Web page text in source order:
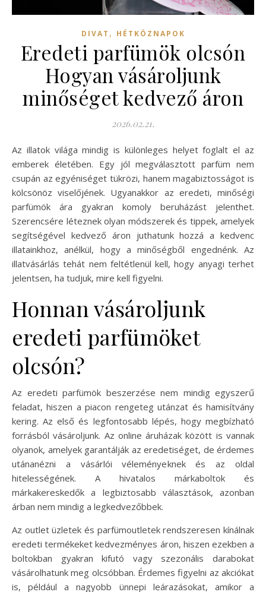
DIVAT , HÉTKÖZNAPOK
Eredeti parfümök olcsón
Hogyan vásároljunk
minőséget kedvező áron
2026.02.21.
Az illatok világa mindig is különleges helyet foglalt el az
emberek életében. Egy jól megválasztott parfüm nem
csupán az egyéniséget tükrözi, hanem magabiztosságot is
kölcsönöz viselőjének. Ugyanakkor az eredeti, minőségi
parfümök ára gyakran komoly beruházást jelenthet.
Szerencsére léteznek olyan módszerek és tippek, amelyek
segítségével kedvező áron juthatunk hozzá a kedvenc
illatainkhoz, anélkül, hogy a minőségből engednénk. Az
illatvásárlás tehát nem feltétlenül kell, hogy anyagi terhet
jelentsen, ha tudjuk, mire kell figyelni.
Honnan vásároljunk
eredeti parfümöket
olcsón?
Az eredeti parfümök beszerzése nem mindig egyszerű
feladat, hiszen a piacon rengeteg utánzat és hamisítvány
kering. Az első és legfontosabb lépés, hogy megbízható
forrásból vásároljunk. Az online áruházak között is vannak
olyanok, amelyek garantálják az eredetiséget, de érdemes
utánanézni a vásárlói véleményeknek és az oldal
hitelességének. A hivatalos márkaboltok és
márkakereskedők a legbiztosabb választások, azonban
árban nem mindig a legkedvezőbbek.
Az outlet üzletek és parfümoutletek rendszeresen kínálnak
eredeti termékeket kedvezményes áron, hiszen ezekben a
boltokban gyakran kifutó vagy szezonális darabokat
vásárolhatunk meg olcsóbban. Érdemes figyelni az akciókat
is, például a nagyobb ünnepi leárazásokat, amikor a